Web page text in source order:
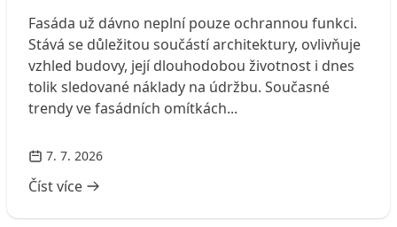
Fasáda už dávno neplní pouze ochrannou funkci.
Stává se důležitou součástí architektury, ovlivňuje
vzhled budovy, její dlouhodobou životnost i dnes
tolik sledované náklady na údržbu. Současné
trendy ve fasádních omítkách...
7. 7. 2026
Číst více